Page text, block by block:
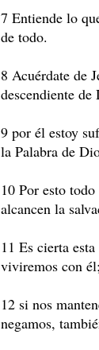
7 Entiende lo
de todo.
8 Acuérdate de
descendiente
9 por él estoy
la Palabra de
10 Por esto
alcancen la
11 Es cierta
viviremos con él;
12 si nos
negamos,